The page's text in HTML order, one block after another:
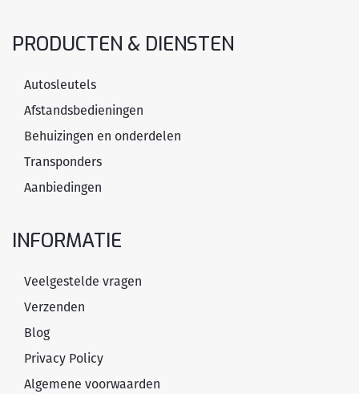
PRODUCTEN & DIENSTEN
Autosleutels
Afstandsbedieningen
Behuizingen en onderdelen
Transponders
Aanbiedingen
INFORMATIE
Veelgestelde vragen
Verzenden
Blog
Privacy Policy
Algemene voorwaarden